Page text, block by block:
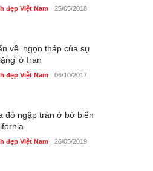
đẹp Việt Nam 25/05/2018
về ‘ngọn tháp của sự
ở Iran
đẹp Việt Nam 06/10/2017
đỏ ngập tràn ở bờ biển
đẹp Việt Nam 26/05/2019